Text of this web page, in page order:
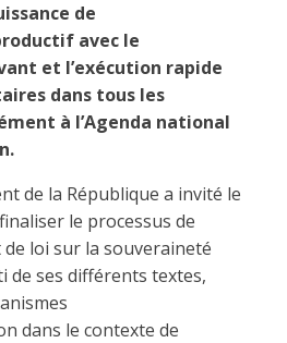
de
avec le
et l’exécution rapide
dans tous les
à l’Agenda national
de la République a invité le
le processus de
loi sur la souveraineté
de ses différents textes,
dans le contexte de